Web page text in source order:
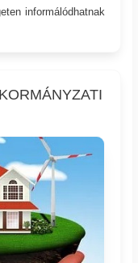
informálódhatnak